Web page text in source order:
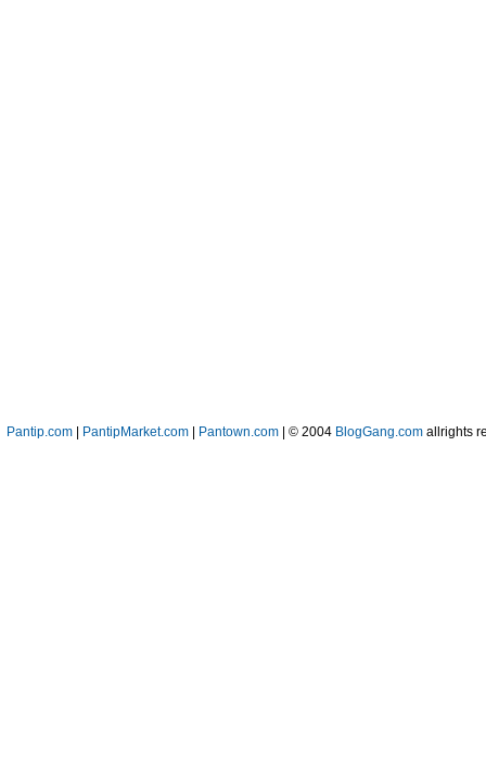
Pantip.com PantipMarket.com Pantown.com | © 2004 BlogGang.com allrights